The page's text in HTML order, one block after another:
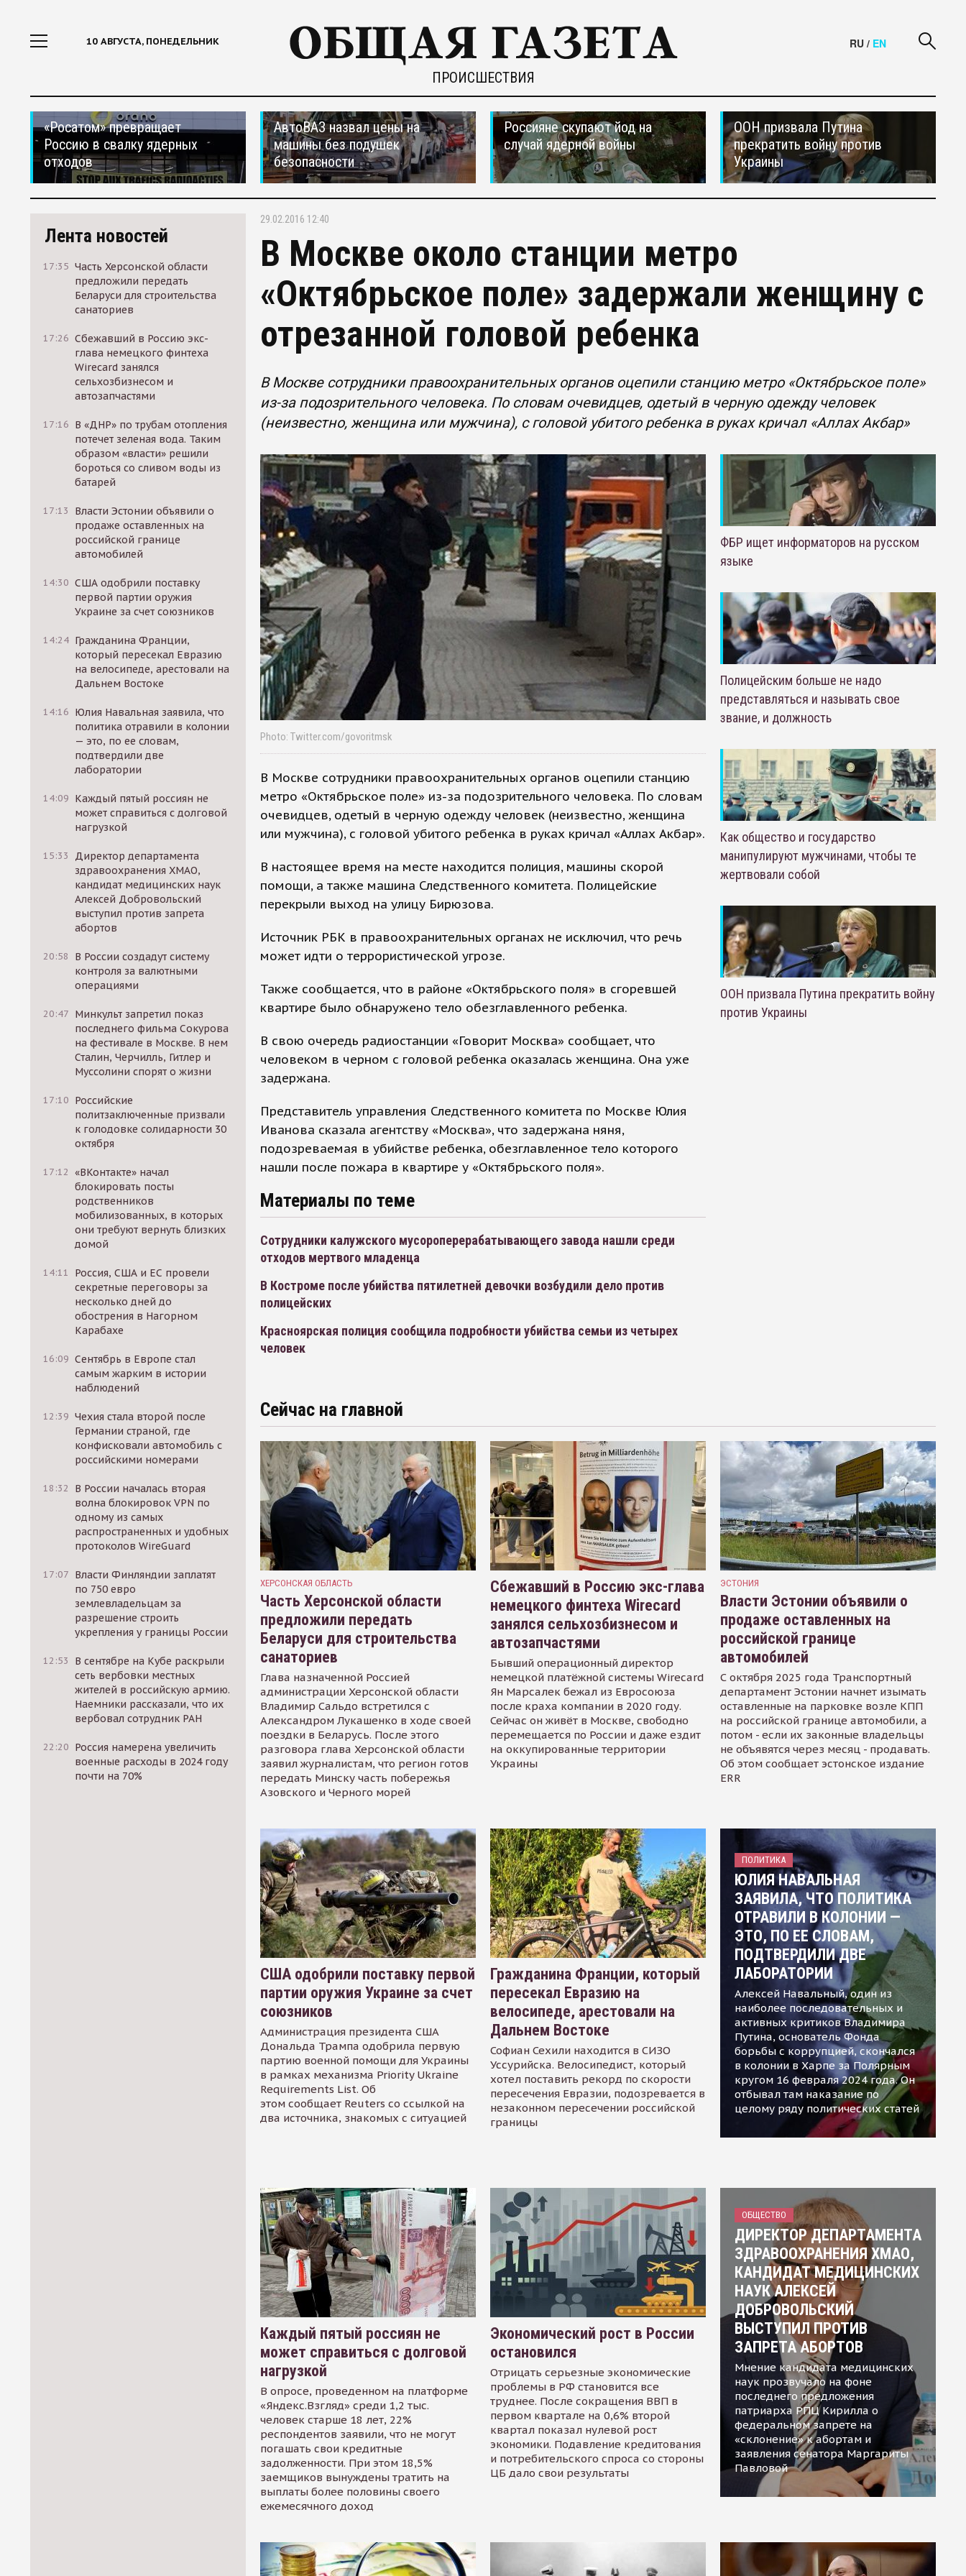
10 АВГУСТА, ПОНЕДЕЛЬНИК
ПРОИСШЕСТВИЯ
RU / EN
«Росатом» превращает
Россию в свалку ядерных
отходов
АвтоВАЗ назвал цены на
машины без подушек
безопасности
Россияне скупают йод на
случай ядерной войны
ООН призвала Путина
прекратить войну против
Украины
Лента новостей
17:35 Часть Херсонской области
предложили передать
Беларуси для строительства
санаториев
17:26 Сбежавший в Россию экс-
глава немецкого финтеха
Wirecard занялся
сельхозбизнесом и
автозапчастями
17:16 В «ДНР» по трубам отопления
потечет зеленая вода. Таким
образом «власти» решили
бороться со сливом воды из
батарей
17:13
Власти Эстонии объявили о
продаже оставленных на
российской границе
автомобилей
14:30 США одобрили поставку
первой партии оружия
Украине за счет союзников
14:24 Гражданина Франции,
который пересекал Евразию
на велосипеде, арестовали на
Дальнем Востоке
14:16 Юлия Навальная заявила, что
политика отравили в колонии
— это, по ее словам,
подтвердили две
лаборатории
14:09 Каждый пятый россиян не
может справиться с долговой
нагрузкой
15:33
Директор департамента
здравоохранения ХМАО,
кандидат медицинских наук
Алексей Добровольский
выступил против запрета
абортов
20:58
В России создадут систему
контроля за валютными
операциями
20:47 Минкульт запретил показ
последнего фильма Сокурова
на фестивале в Москве. В нем
Сталин, Черчилль, Гитлер и
Муссолини спорят о жизни
17:10 Российские
политзаключенные призвали
к голодовке солидарности 30
октября
17:12 «ВКонтакте» начал
блокировать посты
родственников
мобилизованных, в которых
они требуют вернуть близких
домой
14:11
Россия, США и ЕС провели
секретные переговоры за
несколько дней до
обострения в Нагорном
Карабахе
16:09 Сентябрь в Европе стал
самым жарким в истории
наблюдений
12:39 Чехия стала второй после
Германии страной, где
конфисковали автомобиль с
российскими номерами
18:32
В России началась вторая
волна блокировок VPN по
одному из самых
распространенных и удобных
протоколов WireGuard
17:07 Власти Финляндии заплатят
по 750 евро
землевладельцам за
разрешение строить
укрепления у границы России
12:53
В сентябре на Кубе раскрыли
сеть вербовки местных
жителей в российскую армию.
Наемники рассказали, что их
вербовал сотрудник РАН
22:20 Россия намерена увеличить
военные расходы в 2024 году
почти на 70%
29.02.2016 12:40
В Москве около станции метро
«Октябрьское поле» задержали женщину с
отрезанной головой ребенка
В Москве сотрудники правоохранительных органов оцепили станцию метро «Октябрьское поле»
из-за подозрительного человека. По словам очевидцев, одетый в черную одежду человек
(неизвестно, женщина или мужчина), с головой убитого ребенка в руках кричал «Аллах Акбар»
Photo: Twitter.com/‏govoritmsk
В Москве сотрудники правоохранительных органов оцепили станцию
метро «Октябрьское поле» из-за подозрительного человека. По словам
очевидцев, одетый в черную одежду человек (неизвестно, женщина
или мужчина), с головой убитого ребенка в руках кричал «Аллах Акбар».
В настоящее время на месте находится полиция, машины скорой
помощи, а также машина Следственного комитета. Полицейские
перекрыли выход на улицу Бирюзова.
Источник РБК в правоохранительных органах не исключил, что речь
может идти о террористической угрозе.
Также сообщается, что в районе «Октябрьского поля» в сгоревшей
квартире было обнаружено тело обезглавленного ребенка.
В свою очередь радиостанции «Говорит Москва» сообщает, что
человеком в черном с головой ребенка оказалась женщина. Она уже
задержана.
Представитель управления Следственного комитета по Москве Юлия
Иванова сказала агентству «Москва», что задержана няня,
подозреваемая в убийстве ребенка, обезглавленное тело которого
нашли после пожара в квартире у «Октябрьского поля».
Материалы по теме
Сотрудники калужского мусороперерабатывающего завода нашли среди
отходов мертвого младенца
В Костроме после убийства пятилетней девочки возбудили дело против
полицейских
Красноярская полиция сообщила подробности убийства семьи из четырех
человек
ФБР ищет информаторов на русском
языке
Полицейским больше не надо
представляться и называть свое
звание, и должность
Как общество и государство
манипулируют мужчинами, чтобы те
жертвовали собой
ООН призвала Путина прекратить войну
против Украины
Сейчас на главной
ХЕРСОНСКАЯ ОБЛАСТЬ
Часть Херсонской области
предложили передать
Беларуси для строительства
санаториев
Глава назначенной Россией
администрации Херсонской области
Владимир Сальдо встретился с
Александром Лукашенко в ходе своей
поездки в Беларусь. После этого
разговора глава Херсонской области
заявил журналистам, что регион готов
передать Минску часть побережья
Азовского и Черного морей
Сбежавший в Россию экс-глава
немецкого финтеха Wirecard
занялся сельхозбизнесом и
автозапчастями
Бывший операционный директор
немецкой платёжной системы Wirecard
Ян Марсалек бежал из Евросоюза
после краха компании в 2020 году.
Сейчас он живёт в Москве, свободно
перемещается по России и даже ездит
на оккупированные территории
Украины
ЭСТОНИЯ
Власти Эстонии объявили о
продаже оставленных на
российской границе
автомобилей
С октября 2025 года Транспортный
департамент Эстонии начнет изымать
оставленные на парковке возле КПП
на российской границе автомобили, а
потом - если их законные владельцы
не объявятся через месяц - продавать.
Об этом сообщает эстонское издание
ERR
США одобрили поставку первой
партии оружия Украине за счет
союзников
Администрация президента США
Дональда Трампа одобрила первую
партию военной помощи для Украины
в рамках механизма Priority Ukraine
Requirements List. Об
этом сообщает Reuters со ссылкой на
два источника, знакомых с ситуацией
Гражданина Франции, который
пересекал Евразию на
велосипеде, арестовали на
Дальнем Востоке
Софиан Сехили находится в СИЗО
Уссурийска. Велосипедист, который
хотел поставить рекорд по скорости
пересечения Евразии, подозревается в
незаконном пересечении российской
границы
ПОЛИТИКА
ЮЛИЯ НАВАЛЬНАЯ
ЗАЯВИЛА, ЧТО ПОЛИТИКА
ОТРАВИЛИ В КОЛОНИИ —
ЭТО, ПО ЕЕ СЛОВАМ,
ПОДТВЕРДИЛИ ДВЕ
ЛАБОРАТОРИИ
Алексей Навальный, один из
наиболее последовательных и
активных критиков Владимира
Путина, основатель Фонда
борьбы с коррупцией, скончался
в колонии в Харпе за Полярным
кругом 16 февраля 2024 года. Он
отбывал там наказание по
целому ряду политических статей
Каждый пятый россиян не
может справиться с долговой
нагрузкой
В опросе, проведенном на платформе
«Яндекс.Взгляд» среди 1,2 тыс.
человек старше 18 лет, 22%
респондентов заявили, что не могут
погашать свои кредитные
задолженности. При этом 18,5%
заемщиков вынуждены тратить на
выплаты более половины своего
ежемесячного доход
Экономический рост в России
остановился
Отрицать серьезные экономические
проблемы в РФ становится все
труднее. После сокращения ВВП в
первом квартале на 0,6% второй
квартал показал нулевой рост
экономики. Подавление кредитования
и потребительского спроса со стороны
ЦБ дало свои результаты
ОБЩЕСТВО
ДИРЕКТОР ДЕПАРТАМЕНТА
ЗДРАВООХРАНЕНИЯ ХМАО,
КАНДИДАТ МЕДИЦИНСКИХ
НАУК АЛЕКСЕЙ
ДОБРОВОЛЬСКИЙ
ВЫСТУПИЛ ПРОТИВ
ЗАПРЕТА АБОРТОВ
Мнение кандидата медицинских
наук прозвучало на фоне
последнего предложения
патриарха РПЦ Кирилла о
федеральном запрете на
«склонение» к абортам и
заявления сенатора Маргариты
Павловой